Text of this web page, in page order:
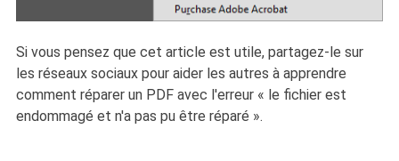
Si vous pensez que cet article est utile, partagez-le sur
les réseaux sociaux pour aider les autres à apprendre
comment réparer un PDF avec l'erreur « le fichier est
endommagé et n'a pas pu être réparé ».